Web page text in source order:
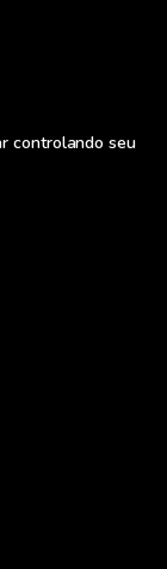
controlando seu